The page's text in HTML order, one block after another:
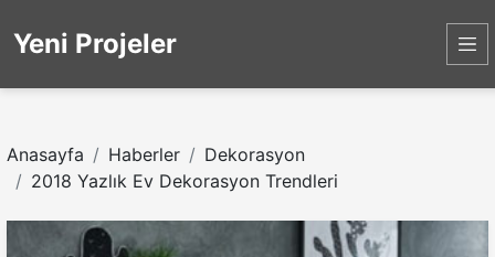
Yeni Projeler
Anasayfa Haberler
Dekorasyon
2018 Yazlık Ev Dekorasyon Trendleri